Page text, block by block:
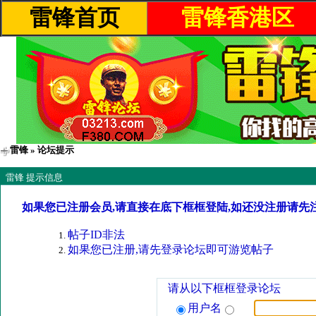
雷锋首页 雷锋香港区
雷锋 » 论坛提示
雷锋 提示信息
如果您已注册会员,请直接在底下框框登陆,如还没注册请先
帖子ID非法
如果您已注册,请先登录论坛即可游览帖子
请从以下框框登录论坛
用户名